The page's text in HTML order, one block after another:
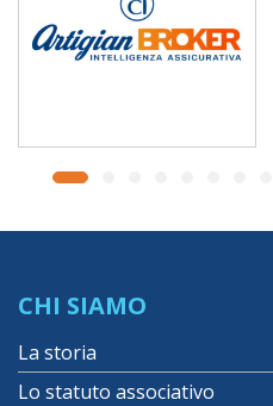
CHI SIAMO
La storia
Lo statuto associativo